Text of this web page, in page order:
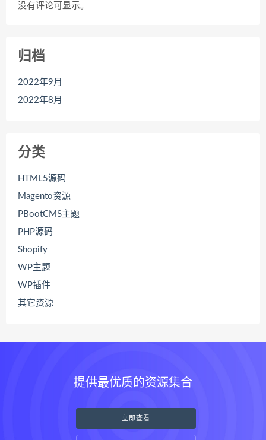
没有评论可显示。
归档
2022年9月
2022年8月
分类
HTML5源码
Magento资源
PBootCMS主题
PHP源码
Shopify
WP主题
WP插件
其它资源
提供最优质的资源集合
立即查看